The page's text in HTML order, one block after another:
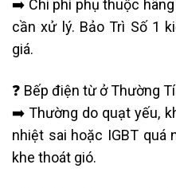
➡️ Chi phí phụ thuộc
cần xử lý. Bảo Trì Số 1
giá.
❓ Bếp điện từ ở Thường
➡️ Thường do quạt yếu,
nhiệt sai hoặc IGBT quá
khe thoát gió.